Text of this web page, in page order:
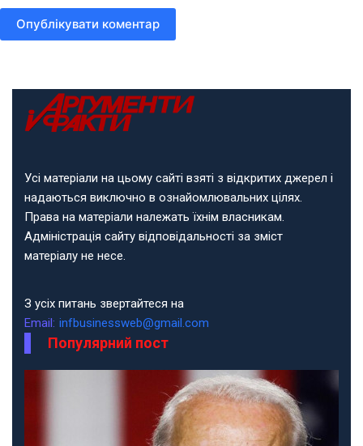
Опублікувати коментар
Усі матеріали на цьому сайті взяті з відкритих джерел і
надаються виключно в ознайомлювальних цілях.
Права на матеріали належать їхнім власникам.
Адміністрація сайту відповідальності за зміст
матеріалу не несе.
З усіх питань звертайтеся на
Email: infbusinessweb@gmail.com
Популярний пост